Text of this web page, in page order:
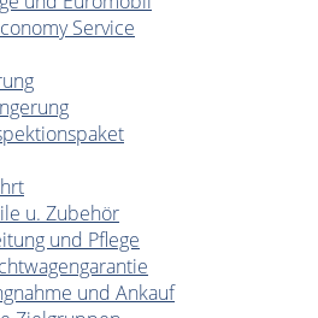
Service
u. Zubehör
und Pflege
und Ankauf